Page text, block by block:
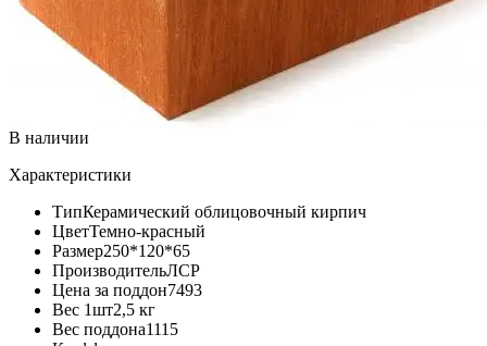
В наличии
Характеристики
ТипКерамический облицовочный кирпич
ЦветТемно-красный
Размер250*120*65
ПроизводительЛСР
Цена за поддон7493
Вес 1шт2,5 кг
Вес поддона1115